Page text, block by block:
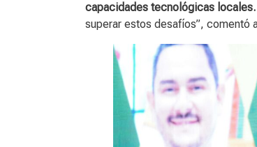
capacidades tecnológicas locales.
superar estos desafíos”, comentó